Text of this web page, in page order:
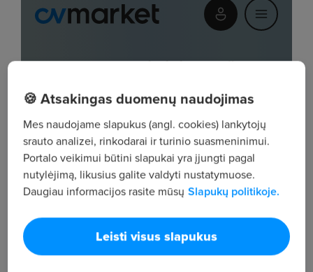
🍪 Atsakingas duomenų naudojimas
Mes naudojame slapukus (angl. cookies) lankytojų
srauto analizei, rinkodarai ir turinio suasmeninimui.
Portalo veikimui būtini slapukai yra įjungti pagal
nutylėjimą, likusius galite valdyti nustatymuose.
Daugiau informacijos rasite mūsų Slapukų politikoje.
Leisti visus slapukus